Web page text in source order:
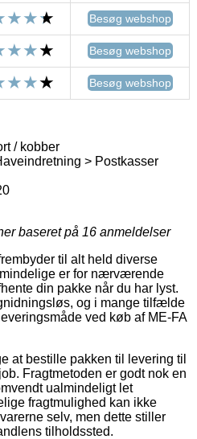
Besøg webshop
Besøg webshop
Besøg webshop
/ kobber
> Postkasser
baseret på 16 anmeldelser
til alt held diverse
er for nærværende
din pakke når du har lyst.
og i mange tilfælde
ved køb af ME-FA
at bestille pakken til levering til
Fragtmetoden er godt nok en
ualmindeligt let
fragtmulighed kan ikke
selv, men dette stiller
tilholdssted.